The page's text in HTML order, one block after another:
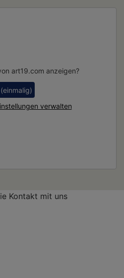
art19.com anzeigen?
verwalten
Kontakt mit uns